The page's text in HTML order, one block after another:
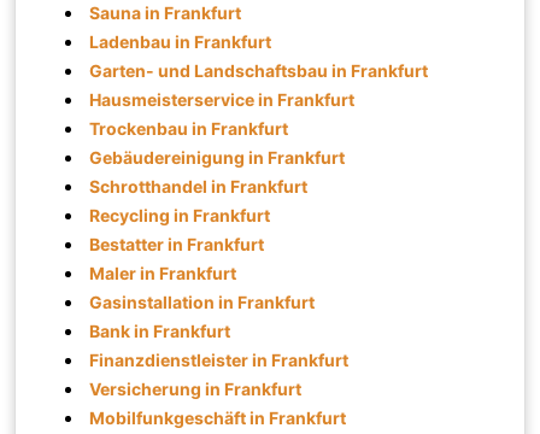
Sauna in Frankfurt
Ladenbau in Frankfurt
Garten- und Landschaftsbau in Frankfurt
Hausmeisterservice in Frankfurt
Trockenbau in Frankfurt
Gebäudereinigung in Frankfurt
Schrotthandel in Frankfurt
Recycling in Frankfurt
Bestatter in Frankfurt
Maler in Frankfurt
Gasinstallation in Frankfurt
Bank in Frankfurt
Finanzdienstleister in Frankfurt
Versicherung in Frankfurt
Mobilfunkgeschäft in Frankfurt